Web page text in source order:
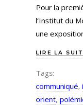
Pour la
l’Institut du
une
LIRE LA
Tags:
communiqué,
orient,